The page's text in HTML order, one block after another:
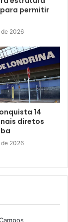
fazer, já que
permitir
de 2026
14
diretos
de 2026